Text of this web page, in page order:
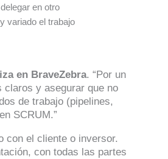
en otro
variado el trabajo
en BraveZebra. “Por un
claros y asegurar que no
de trabajo (pipelines,
SCRUM.”
con el cliente o inversor.
con todas las partes